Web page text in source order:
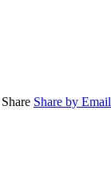
Share Share by Email